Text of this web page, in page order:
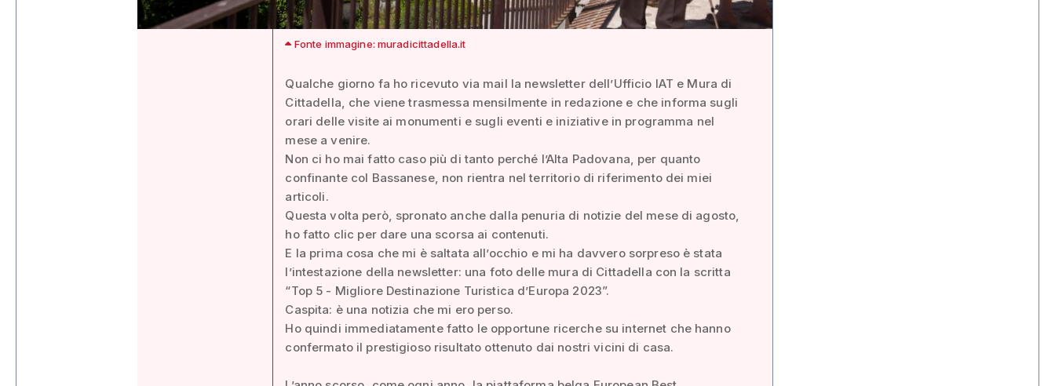
Fonte immagine: muradicittadella.it
Qualche giorno fa ho ricevuto via mail la newsletter dell’Ufficio IAT e Mura di
Cittadella, che viene trasmessa mensilmente in redazione e che informa sugli
orari delle visite ai monumenti e sugli eventi e iniziative in programma nel
mese a venire.
Non ci ho mai fatto caso più di tanto perché l’Alta Padovana, per quanto
confinante col Bassanese, non rientra nel territorio di riferimento dei miei
articoli.
Questa volta però, spronato anche dalla penuria di notizie del mese di agosto,
ho fatto clic per dare una scorsa ai contenuti.
E la prima cosa che mi è saltata all’occhio e mi ha davvero sorpreso è stata
l’intestazione della newsletter: una foto delle mura di Cittadella con la scritta
“Top 5 - Migliore Destinazione Turistica d’Europa 2023”.
Caspita: è una notizia che mi ero perso.
Ho quindi immediatamente fatto le opportune ricerche su internet che hanno
confermato il prestigioso risultato ottenuto dai nostri vicini di casa.